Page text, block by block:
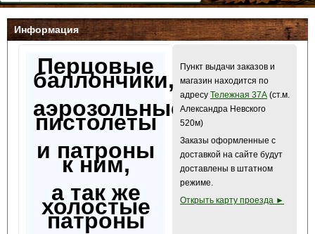
Информация
Перцовые
баллончики,
аэрозольные
пистолеты
и патроны
к ним,
а так же
холостые
патроны
Пункт выдачи заказов и
магазин находится по
адресу Тележная 37А (ст.м.
Александра Невского
520м)
Заказы оформленные с
доставкой на сайте будут
доставлены в штатном
режиме.
Открыть карту проезда ►